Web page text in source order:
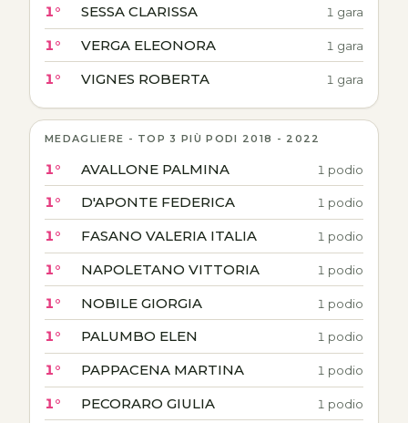
1° SESSA CLARISSA 1 gara
1° VERGA ELEONORA 1 gara
1° VIGNES ROBERTA 1 gara
MEDAGLIERE - TOP 3 PIÙ PODI 2018 - 2022
1° AVALLONE PALMINA 1 podio
1° D'APONTE FEDERICA 1 podio
1° FASANO VALERIA ITALIA 1 podio
1° NAPOLETANO VITTORIA 1 podio
1° NOBILE GIORGIA 1 podio
1° PALUMBO ELEN 1 podio
1° PAPPACENA MARTINA 1 podio
1° PECORARO GIULIA 1 podio